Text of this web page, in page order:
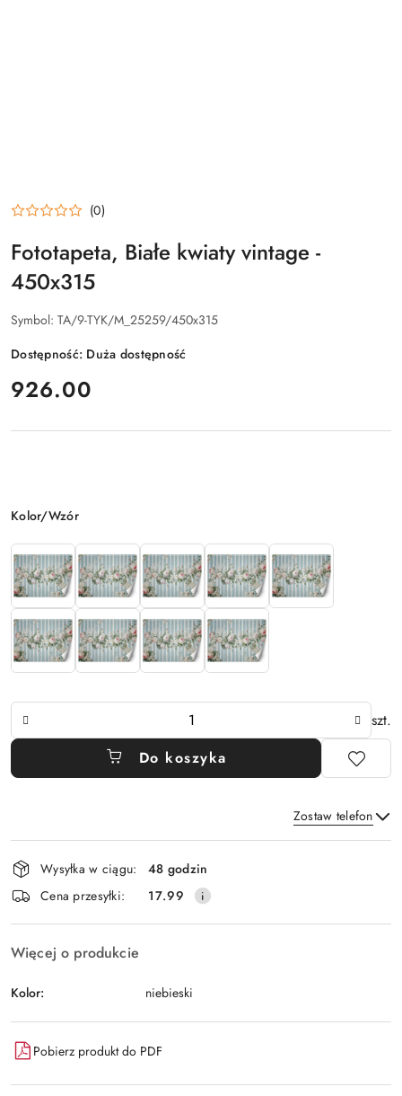
(0)
Fototapeta, Białe kwiaty vintage -
450x315
Symbol: TA/9-TYK/M_25259/450x315
Dostępność: Duża dostępność
cena:
926.00
Wariant
Kolor/Wzór
Ilość
szt.
Do koszyka
Zostaw telefon
Wyślij
Dostępność
i
dostawa
Wysyłka w ciągu:
48 godzin
Cena przesyłki:
17.99
Więcej o produkcie
Kolor: niebieski
Pobierz produkt do PDF